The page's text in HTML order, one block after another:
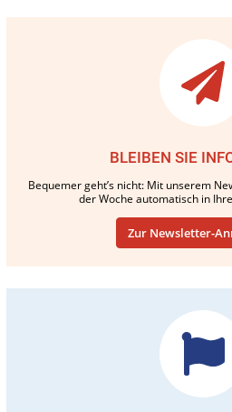
BLEIBEN SIE
Bequemer geht’s nicht: Mit unserem
der Woche automatisch in
Zur Newsletter-